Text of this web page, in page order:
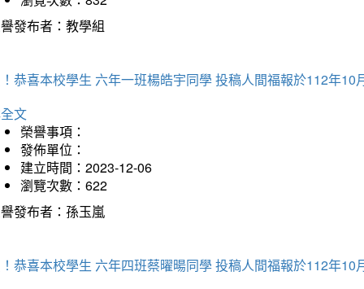
發布者：教學組
恭喜本校學生 六年一班楊皓宇同學 投稿人間福報於112年10
文
榮譽事項：
發佈單位：
建立時間：2023-12-06
瀏覽次數：622
發布者：孫玉嵐
恭喜本校學生 六年四班蔡曜暘同學 投稿人間福報於112年10